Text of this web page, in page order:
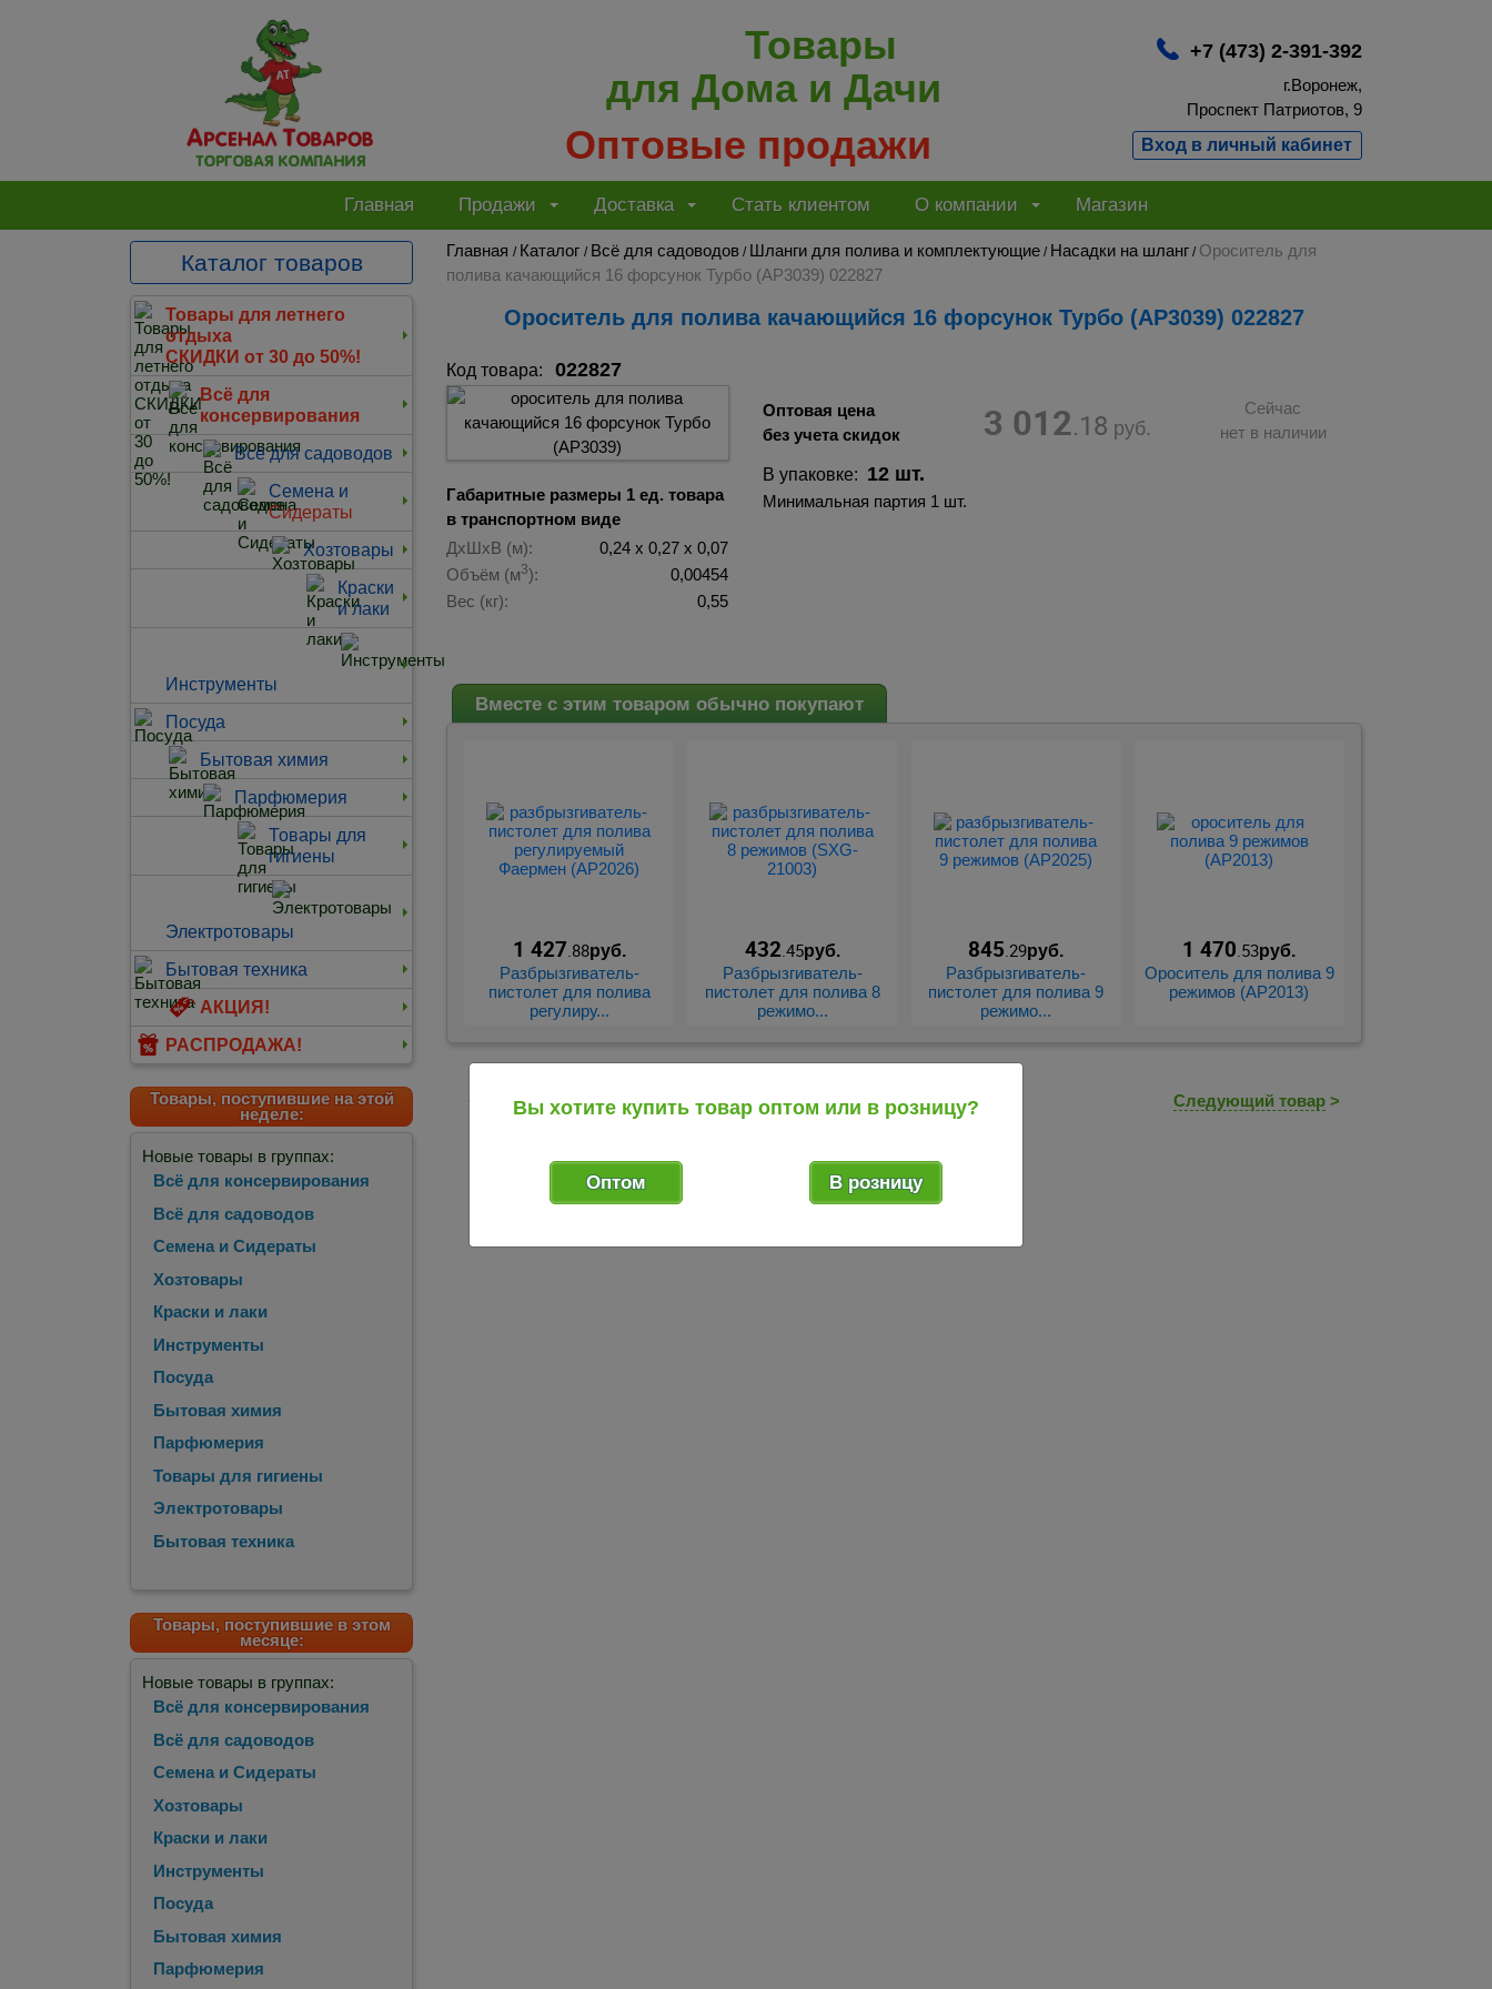
Товары
для Дома и Дачи
Оптовые продажи
+7 (473) 2-391-392
г.Воронеж,
Проспект Патриотов, 9
Вход в личный кабинет
Главная Продажи Доставка Стать клиентом О компании Магазин
Каталог товаров
Товары для летнего
отдыха
СКИДКИ от 30 до 50%!
Всё для
консервирования
Всё для садоводов
Семена и
Сидераты
Хозтовары
Краски
и лаки
Инструменты
Посуда
Бытовая химия
Парфюмерия
Товары для
гигиены
Электротовары
Бытовая техника
АКЦИЯ!
РАСПРОДАЖА!
Товары, поступившие на этой
неделе:
Новые товары в группах:
Всё для консервирования
Всё для садоводов
Семена и Сидераты
Хозтовары
Краски и лаки
Инструменты
Посуда
Бытовая химия
Парфюмерия
Товары для гигиены
Электротовары
Бытовая техника
Товары, поступившие в этом
месяце:
Новые товары в группах:
Всё для консервирования
Всё для садоводов
Семена и Сидераты
Хозтовары
Краски и лаки
Инструменты
Посуда
Бытовая химия
Парфюмерия
Главная / Каталог / Всё для садоводов / Шланги для полива и комплектующие / Насадки на шланг / Ороситель для
полива качающийся 16 форсунок Турбо (AP3039) 022827
Ороситель для полива качающийся 16 форсунок Турбо (AP3039) 022827
Код товара: 022827
Габаритные размеры 1 ед. товара
в транспортном виде
ДхШхВ (м):
0,24 х 0,27 х 0,07
Объём (м3):
0,00454
Вес (кг):
0,55
Оптовая цена
без учета скидок
3 012.18 руб.
Сейчас
нет в наличии
В упаковке: 12 шт.
Минимальная партия 1 шт.
Вместе с этим товаром обычно покупают
1 427.88руб.
Разбрызгиватель-
пистолет для полива
регулиру...
432.45руб.
Разбрызгиватель-
пистолет для полива 8
режимо...
845.29руб.
Разбрызгиватель-
пистолет для полива 9
режимо...
1 470.53руб.
Ороситель для полива 9
режимов (АР2013)
< Предыдущий товар Следующий товар >
Вы хотите купить товар оптом или в розницу?
Оптом В розницу